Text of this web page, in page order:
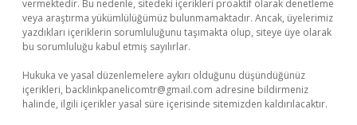
vermektedir. Bu nedenle, sitedeki içerikleri proaktif olarak denetleme
veya araştırma yükümlülüğümüz bulunmamaktadır. Ancak, üyelerimiz
yazdıkları içeriklerin sorumluluğunu taşımakta olup, siteye üye olarak
bu sorumluluğu kabul etmiş sayılırlar.
Hukuka ve yasal düzenlemelere aykırı olduğunu düşündüğünüz
içerikleri, backlinkpanelicomtr@gmail.com adresine bildirmeniz
halinde, ilgili içerikler yasal süre içerisinde sitemizden kaldırılacaktır.